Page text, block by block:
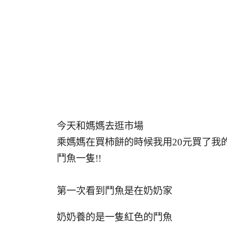
今天和媽媽去逛市場
乘媽媽在買柿餅的時候我用20元買了我
鬥魚一隻!!
第一次看到鬥魚是在奶奶家
奶奶養的是一隻紅色的鬥魚